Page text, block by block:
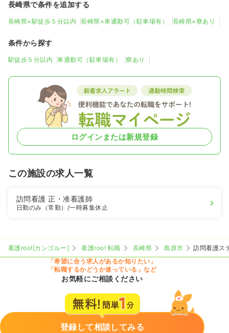
長崎県で条件を追加する
長崎県×駅徒歩５分以内 長崎県×車通勤可（駐車場有） 長崎県×寮あり
条件から探す
駅徒歩５分以内 車通勤可（駐車場有） 寮あり
ログインまたは新規登録
この施設の求人一覧
訪問看護正・准看護師
日勤のみ（常勤） /一時募集休止
看護roo![カンゴルー] 看護roo! 転職 長崎県 島原市
訪問看護ス
「希望に合う求人があるか知りたい」
「転職するかどうか迷っている」など
お気軽にご相談ください
登録して相談してみる